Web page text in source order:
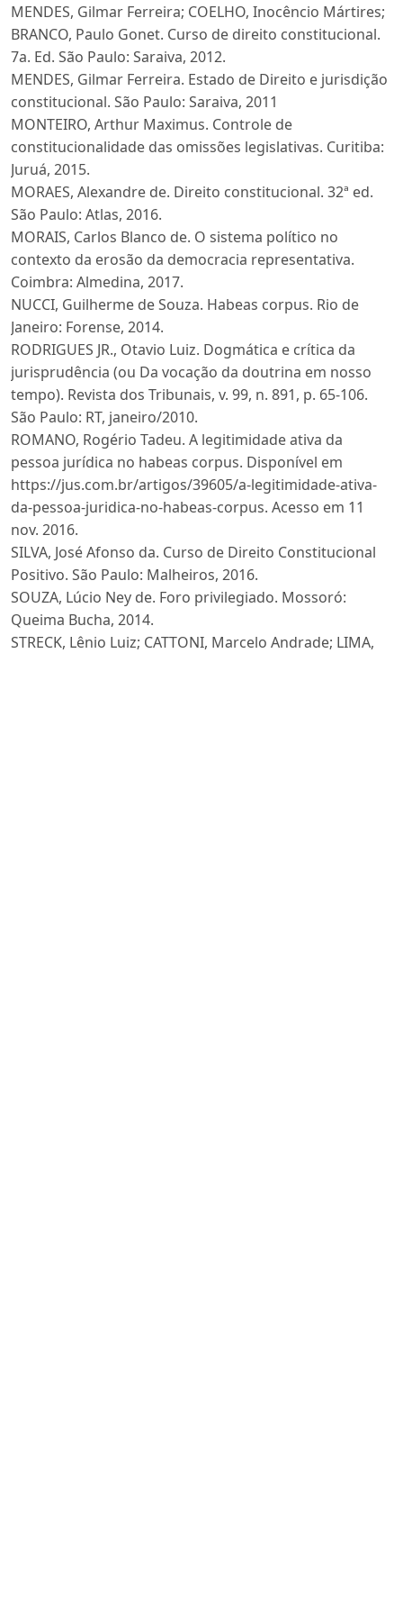
MENDES, Gilmar Ferreira; COELHO, Inocêncio Mártires;
BRANCO, Paulo Gonet. Curso de direito constitucional.
7a. Ed. São Paulo: Saraiva, 2012.
MENDES, Gilmar Ferreira. Estado de Direito e jurisdição
constitucional. São Paulo: Saraiva, 2011
MONTEIRO, Arthur Maximus. Controle de
constitucionalidade das omissões legislativas. Curitiba:
Juruá, 2015.
MORAES, Alexandre de. Direito constitucional. 32ª ed.
São Paulo: Atlas, 2016.
MORAIS, Carlos Blanco de. O sistema político no
contexto da erosão da democracia representativa.
Coimbra: Almedina, 2017.
NUCCI, Guilherme de Souza. Habeas corpus. Rio de
Janeiro: Forense, 2014.
RODRIGUES JR., Otavio Luiz. Dogmática e crítica da
jurisprudência (ou Da vocação da doutrina em nosso
tempo). Revista dos Tribunais, v. 99, n. 891, p. 65-106.
São Paulo: RT, janeiro/2010.
ROMANO, Rogério Tadeu. A legitimidade ativa da
pessoa jurídica no habeas corpus. Disponível em
https://jus.com.br/artigos/39605/a-legitimidade-ativa-
da-pessoa-juridica-no-habeas-corpus. Acesso em 11
nov. 2016.
SILVA, José Afonso da. Curso de Direito Constitucional
Positivo. São Paulo: Malheiros, 2016.
SOUZA, Lúcio Ney de. Foro privilegiado. Mossoró:
Queima Bucha, 2014.
STRECK, Lênio Luiz; CATTONI, Marcelo Andrade; LIMA,